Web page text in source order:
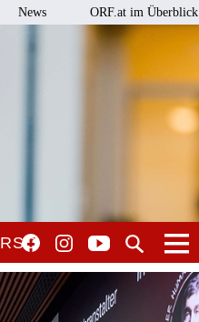
News ORF.at im Überblick
RSO